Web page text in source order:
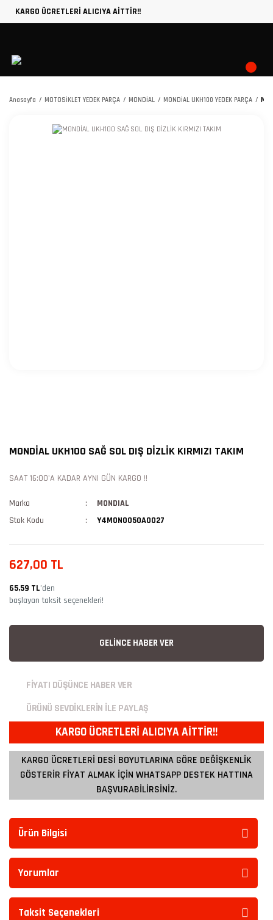
KARGO ÜCRETLERİ ALICIYA AİTTİR!!
Anasayfa MOTOSİKLET YEDEK PARÇA MONDİAL MONDİAL UKH100 YEDEK PARÇA
MONDİAL UKH100 SAĞ SOL DIŞ DİZLİK KIRMIZI TAKIM
SAAT 16:00'A KADAR AYNI GÜN KARGO !!
Marka
MONDIAL
Stok Kodu
Y4MON0050A0027
627,00 TL
65,59 TL’den
başlayan taksit seçenekleri!
GELİNCE HABER VER
FİYATI DÜŞÜNCE HABER VER
ÜRÜNÜ SEVDİKLERİN İLE PAYLAŞ
KARGO ÜCRETLERİ ALICIYA AİTTİR!!
KARGO ÜCRETLERİ DESİ BOYUTLARINA GÖRE DEĞİŞKENLİK
GÖSTERİR FİYAT ALMAK İÇİN WHATSAPP DESTEK HATTINA
BAŞVURABİLİRSİNİZ.
Ürün Bilgisi
Yorumlar
Taksit Seçenekleri